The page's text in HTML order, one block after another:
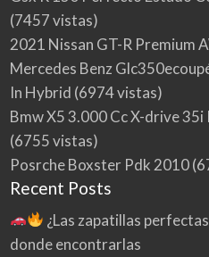
(7457 vistas)
2021 Nissan GT-R Premium
Mercedes Benz
In Hybrid (6974 vistas)
Bmw X5 3.000 Cc X-drive
(6755 vistas)
Posrche Boxster Pdk 2010
Recent Posts
¿Las zapatillas
donde encontrarlas